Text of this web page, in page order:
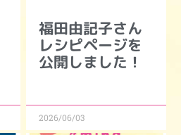
福田由記子さん
レシピページを
公開しました！
2026/06/03